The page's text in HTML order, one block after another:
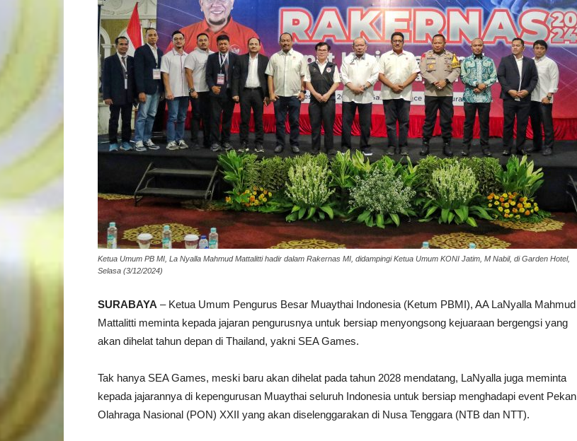
Ketua Umum PB MI, La Nyalla Mahmud Mattalitti hadir dalam Rakernas MI, didampingi Ketua Umum KONI Jatim, M Nabil, di Garden Hotel,
Selasa (3/12/2024)
SURABAYA – Ketua Umum Pengurus Besar Muaythai Indonesia (Ketum PBMI), AA LaNyalla Mahmud
Mattalitti meminta kepada jajaran pengurusnya untuk bersiap menyongsong kejuaraan bergengsi yang
akan dihelat tahun depan di Thailand, yakni SEA Games.
Tak hanya SEA Games, meski baru akan dihelat pada tahun 2028 mendatang, LaNyalla juga meminta
kepada jajarannya di kepengurusan Muaythai seluruh Indonesia untuk bersiap menghadapi event Pekan
Olahraga Nasional (PON) XXII yang akan diselenggarakan di Nusa Tenggara (NTB dan NTT).